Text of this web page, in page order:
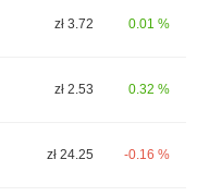
zł 3.72 0.01 %
zł 2.53 0.32 %
zł 24.25 -0.16 %